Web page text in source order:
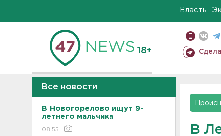
Власть
18+
Все новости
В Новогорелово ищут 9-
летнего мальчика
08:55
В